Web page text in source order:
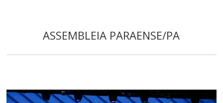
ASSEMBLEIA PARAENSE/PA